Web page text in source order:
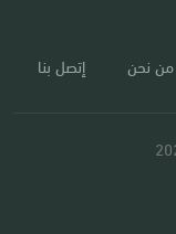
من نحن إتصل بنا